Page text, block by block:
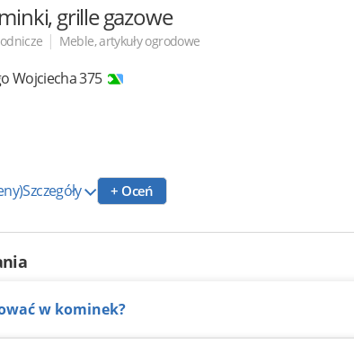
grille gazowe
| Meble, artykuły ogrodowe
Wojciecha 375
Szczegóły + Oceń
w kominek?